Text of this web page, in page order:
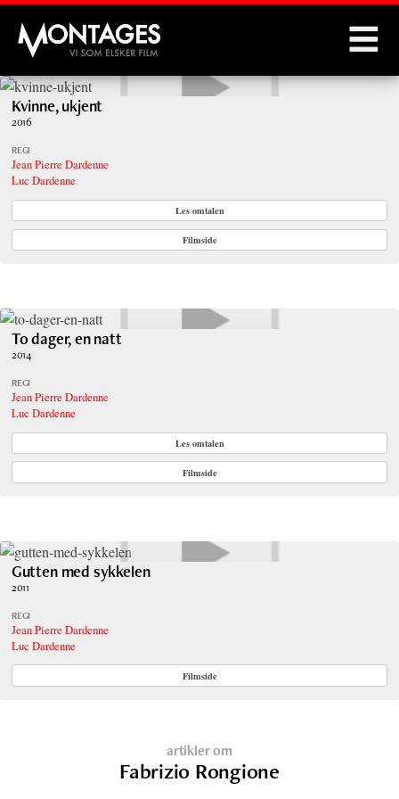
Montages
Kvinne, ukjent
2016
REGI
Jean Pierre Dardenne
Luc Dardenne
Les omtalen
Filmside
To dager, en natt
2014
REGI
Jean Pierre Dardenne
Luc Dardenne
Les omtalen
Filmside
Gutten med sykkelen
2011
REGI
Jean Pierre Dardenne
Luc Dardenne
Filmside
artikler om
Fabrizio Rongione